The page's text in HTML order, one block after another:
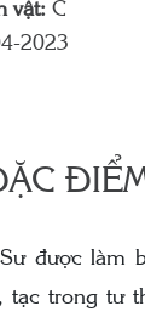
vật:C
2023
được làm
tạc trong tư